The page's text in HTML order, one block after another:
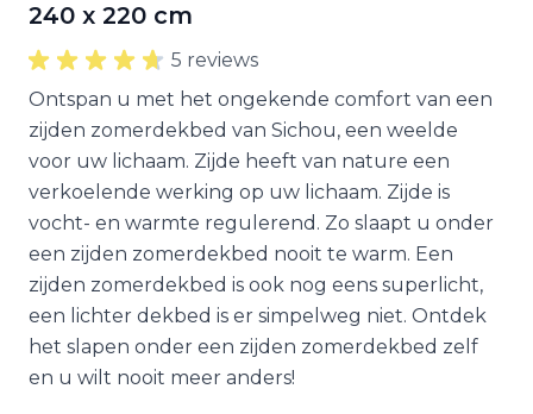
240 x 220 cm
5 reviews
Ontspan u met het ongekende comfort van een
zijden zomerdekbed van Sichou, een weelde
voor uw lichaam. Zijde heeft van nature een
verkoelende werking op uw lichaam. Zijde is
vocht- en warmte regulerend. Zo slaapt u onder
een zijden zomerdekbed nooit te warm. Een
zijden zomerdekbed is ook nog eens superlicht,
een lichter dekbed is er simpelweg niet. Ontdek
het slapen onder een zijden zomerdekbed zelf
en u wilt nooit meer anders!